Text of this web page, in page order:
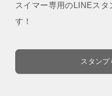
スイマー専用のLINEス
す！
スタンプ